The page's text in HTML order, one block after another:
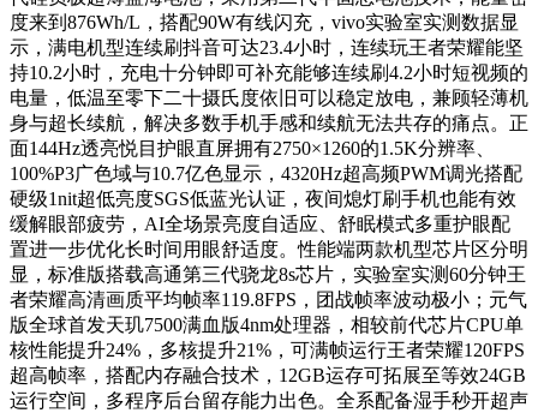
度来到876Wh/L，搭配90W有线闪充，vivo实验室实测数据显
示，满电机型连续刷抖音可达23.4小时，连续玩王者荣耀能坚
持10.2小时，充电十分钟即可补充能够连续刷4.2小时短视频的
电量，低温至零下二十摄氏度依旧可以稳定放电，兼顾轻薄机
身与超长续航，解决多数手机手感和续航无法共存的痛点。正
面144Hz透亮悦目护眼直屏拥有2750×1260的1.5K分辨率、
100%P3广色域与10.7亿色显示，4320Hz超高频PWM调光搭配
硬级1nit超低亮度SGS低蓝光认证，夜间熄灯刷手机也能有效
缓解眼部疲劳，AI全场景亮度自适应、舒眠模式多重护眼配
置进一步优化长时间用眼舒适度。性能端两款机型芯片区分明
显，标准版搭载高通第三代骁龙8s芯片，实验室实测60分钟王
者荣耀高清画质平均帧率119.8FPS，团战帧率波动极小；元气
版全球首发天玑7500满血版4nm处理器，相较前代芯片CPU单
核性能提升24%，多核提升21%，可满帧运行王者荣耀120FPS
超高帧率，搭配内存融合技术，12GB运存可拓展至等效24GB
运行空间，多程序后台留存能力出色。全系配备湿手秒开超声